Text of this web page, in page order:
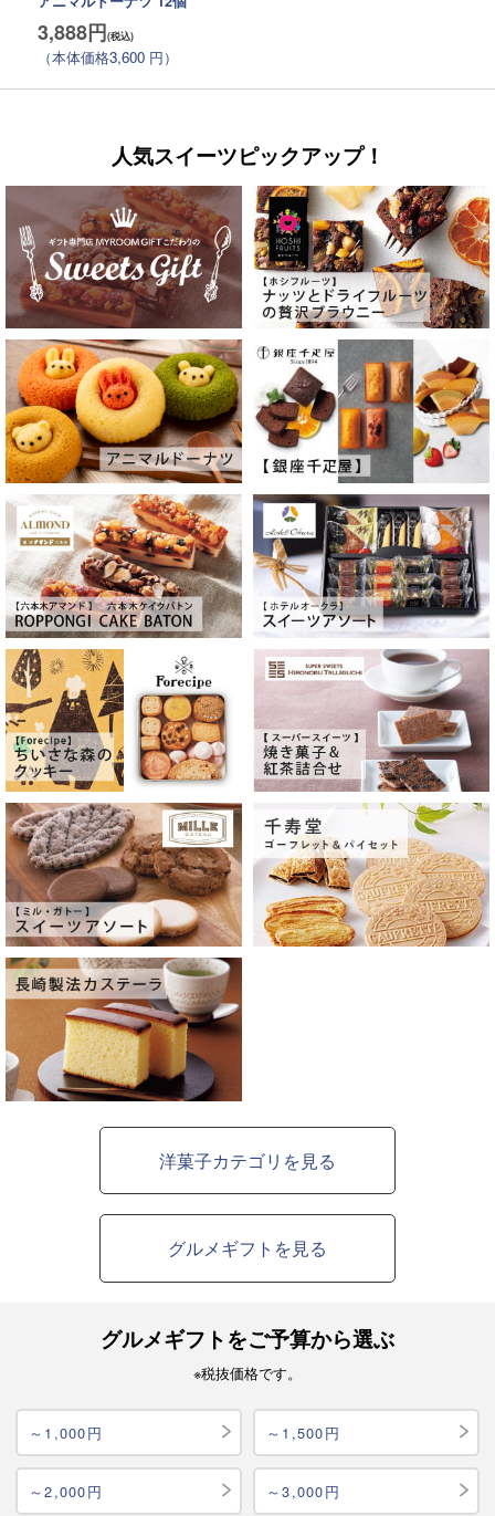
3,888円
（本体価格3,600 円）
人気スイーツピックアップ！
洋菓子カテゴリを見る
グルメギフトを見る
グルメギフトをご予算から選ぶ
※税抜価格です。
～1,000円 ～1,500円
～2,000円 ～3,000円